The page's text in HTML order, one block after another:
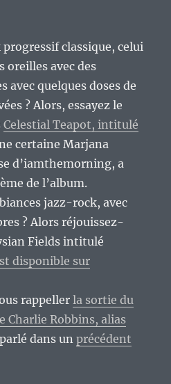
classique, celui
oreilles avec des
avec quelques doses de
? Alors, essayez le
Celestial Teapot, intitulé
certaine Marjana
d’iamthemorning, a
de l’album.
jazz-rock, avec
? Alors réjouissez-
Fields intitulé
disponible sur
rappellerla sortie du
Charlie Robbins, alias
dans unprécédent